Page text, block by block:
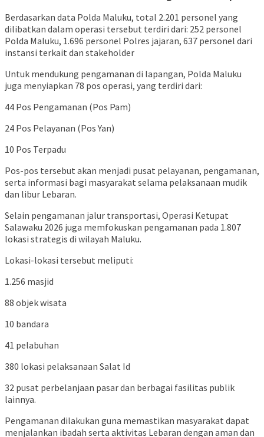
Berdasarkan data Polda Maluku, total 2.201 personel yang
dilibatkan dalam operasi tersebut terdiri dari: 252 personel
Polda Maluku, 1.696 personel Polres jajaran, 637 personel dari
instansi terkait dan stakeholder
Untuk mendukung pengamanan di lapangan, Polda Maluku
juga menyiapkan 78 pos operasi, yang terdiri dari:
44 Pos Pengamanan (Pos Pam)
24 Pos Pelayanan (Pos Yan)
10 Pos Terpadu
Pos-pos tersebut akan menjadi pusat pelayanan, pengamanan,
serta informasi bagi masyarakat selama pelaksanaan mudik
dan libur Lebaran.
Selain pengamanan jalur transportasi, Operasi Ketupat
Salawaku 2026 juga memfokuskan pengamanan pada 1.807
lokasi strategis di wilayah Maluku.
Lokasi-lokasi tersebut meliputi:
1.256 masjid
88 objek wisata
10 bandara
41 pelabuhan
380 lokasi pelaksanaan Salat Id
32 pusat perbelanjaan pasar dan berbagai fasilitas publik
lainnya.
Pengamanan dilakukan guna memastikan masyarakat dapat
menjalankan ibadah serta aktivitas Lebaran dengan aman dan